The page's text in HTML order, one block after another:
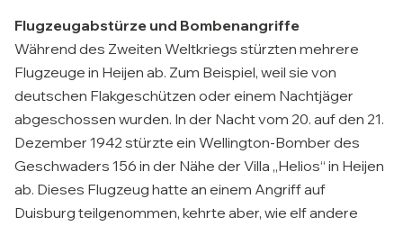
Flugzeugabstürze und Bombenangriffe
Während des Zweiten Weltkriegs stürzten mehrere
Flugzeuge in Heijen ab. Zum Beispiel, weil sie von
deutschen Flakgeschützen oder einem Nachtjäger
abgeschossen wurden. In der Nacht vom 20. auf den 21.
Dezember 1942 stürzte ein Wellington-Bomber des
Geschwaders 156 in der Nähe der Villa „Helios“ in Heijen
ab. Dieses Flugzeug hatte an einem Angriff auf
Duisburg teilgenommen, kehrte aber, wie elf andere